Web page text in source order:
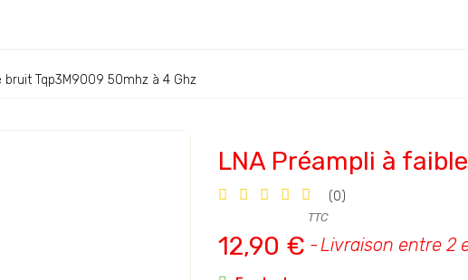
bruit Tqp3M9009 50mhz à 4 Ghz
LNA Préampli à
(0)
12,90 €
TTC
Livraison entre 2